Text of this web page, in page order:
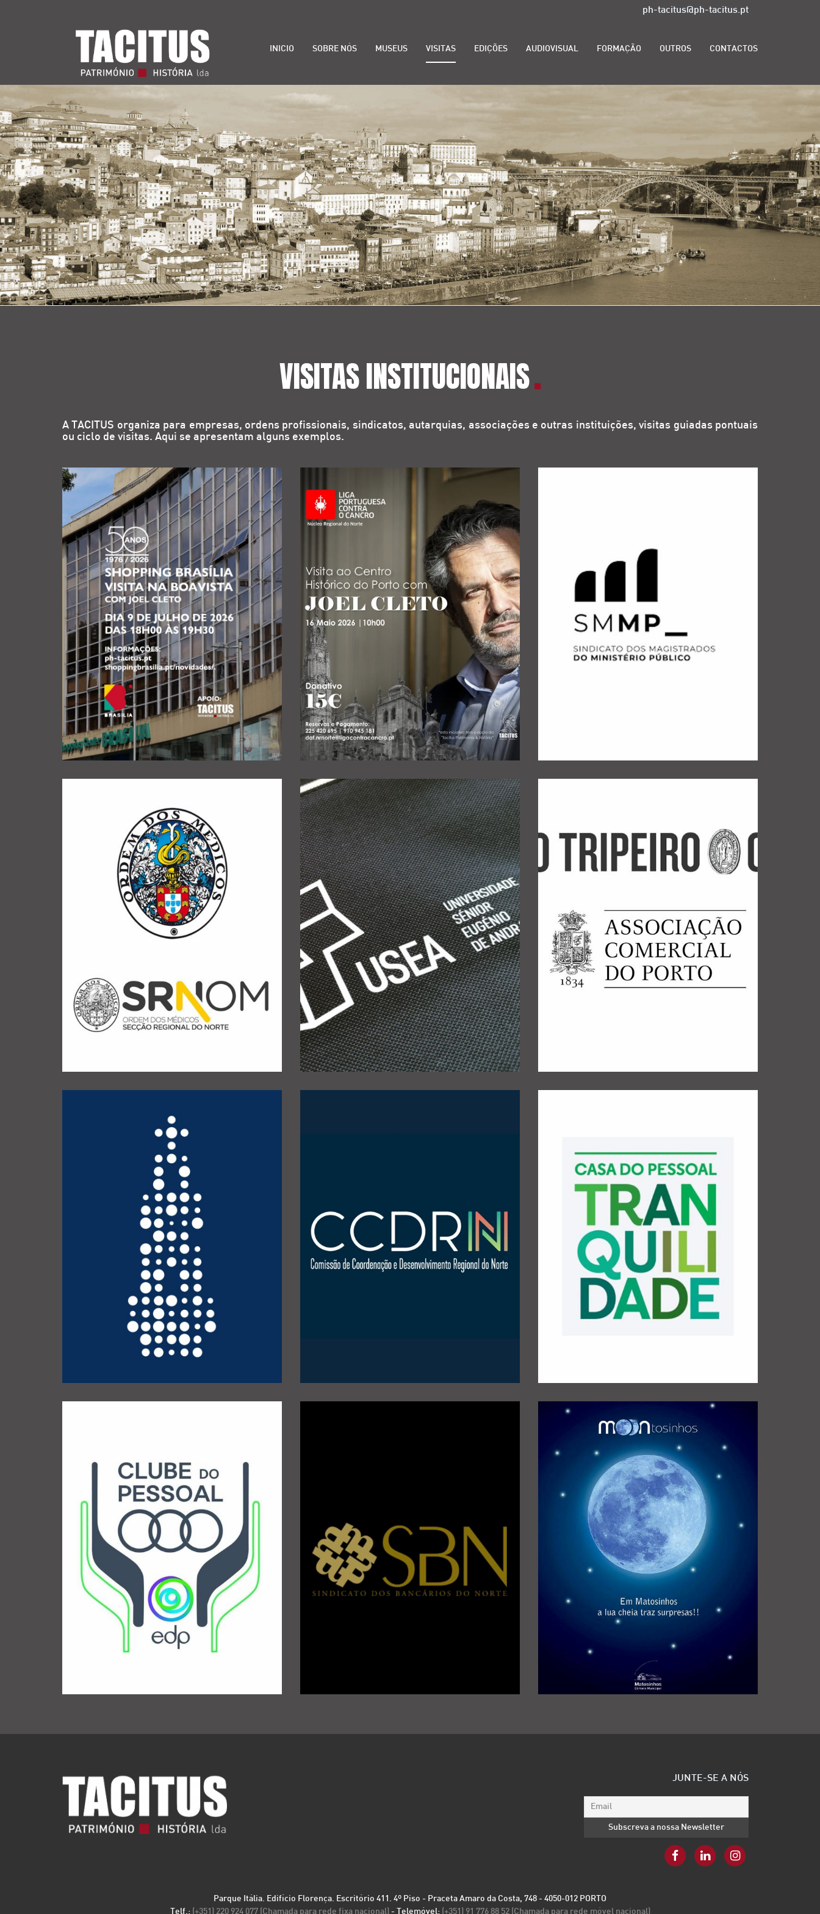
ph-tacitus@ph-tacitus.pt
INICIO SOBRE NÓS MUSEUS VISITAS EDIÇÕES AUDIOVISUAL FORMAÇÃO OUTROS CONTACTOS
VISITAS INSTITUCIONAIS
A TACITUS organiza para empresas, ordens profissionais, sindicatos, autarquias, associações e outras instituições, visitas guiadas pontuais
ou ciclo de visitas. Aqui se apresentam alguns exemplos.
VISITA GUIADA À BOAVISTA NOS
50 ANOS DO “BRASÍLIA”
A TACITUS associou-se às comemorações dos 50
anos do Shopping Brasília, colaborando na
organização de uma visita guiada por Joel Cleto à
Boavista, no final da tarde do dia 9 de julho. Numa
data muitos especial para o Porto – foi a 9 de julho
de 1832 que entrou na cidade do Exército Libertador
de D.Pedro IV – e exatamente
CAMINHADA SOLIDÁRIA COM A
LIGA PORTUGUESA CONTRA O
A TACITUS colabora com a Liga Portuguesa Contra
o Cancro na organização de uma Caminhada
solidária através do Centro Histórico do Porto,
guiada por Joel Cleto, na manhã do próximo
sábado 16 de maio. As inscrições, cujo valor reverte
para o Núcleo Regional Norte da instituição, são
feitas exclusivamente junto da Liga através do email
daf.nrnorte@ligacontracancro.pt
SINDICATO DOS MAGISTRADOS
DO MINISTÉRIO PÚBLICO
CICLOS DE VISITAS PARA A
ORDEM DOS MÉDICOS
Regional do Norte da Ordem dos Médicos (SRNOM)
na organização de ciclos anuais de visitas guiadas
à História e ao Património do Grande Porto,
designados como “Redescobrir o Porto com Joel
Cleto”. Além destes ciclos de visitas ao Porto, a
TACITUS assegura também, ao longo do ano,
visitas de um dia
UNIVERSIDADE SÉNIOR
EUGÉNIO DE ANDRADE
A TACITUS, através do historiador Joel Cleto,
assegura desde 2018 para a Universidade Sénior
Eugénio de Andrade, um ciclo anual de visitas
guiadas mensais intitulado “(Re)Descobrir o Porto”.
A participação nestas visita não é exclusiva para os
alunos, mas as inscrições são feitas
obrigatoriamente através da Universidade:
universidadesenior@portoccd.org ou 228318210.
Para mais informações clique nas imagens. Alguns
exemplos:
PORTO
A TACITUS assegura regularmente uma
colaboração com a Associação Comercial do
Porto e a sua centenária revista “O Tripeiro” através
da organização de visitas guiadas. Além de uma
também alguns ciclos de visitas temáticos
promovidos pela revista, de que são exemplo o
dedicado aos Caminhos
COLABORAÇÕES COM A TORRE
DOS CLÉRIGOS
A TACITUS vem colaborando, de diferentes modos e
a propósito de diversas temáticas, com a
Irmandade/Torre dos Clérigos. Eis alguns exemplos
(clicar nas imagens):
COLABORAÇÕES PARA A CCDRN
. Para mais informações clique na imagem.
TACITUS COLABORA EM
VISITAS DA CASA DE PESSOAL
DA TRANQUILIDADE
A TACITUS vem colaborando com a Casa de
Pessoal da Tranquilidade (Porto) num programa de
visitas regulares ao Porto guiadas por Joel Cleto.
Reportagem e fotos de algumas dessas visitas:
Janeiro de 2025 (O Porto e Eça de Queiroz): CLIQUE
AQUI Junho de 2024 (na Foz Velha): CLIQUE AQUI
Julho de 2023 (na zona da Ribeira e S. Nicolau):
CLIQUE
VISITAS AO PORTO DO CLUBE
PESSOAL EDP COM A
COLABORAÇÃO DA TACITUS
A TACITUS vem colaborando com o Clube Pessoal
EDP (Delegação do Porto) num programa de visitas
regulares ao Porto guiadas por Joel Cleto.
Reportagem e fotos de algumas dessas visitas:
Janeiro de 2024 (Museu do Conflito e Palácio da
Justiça do Porto): CLIQUE AQUI Junho de 2023 (nos
jardins das Águas do Porto): CLIQUE AQUI Setembro
de 2022 (do Largo
SINDICATO BANCÁRIOS DO
NORTE
A TACITUS colabora, desde 2019, na organização
dos ciclos de visitas “Percursos Culturais com Joel
Cleto” que anualmente são promovidas pelo
MOONTOSINHOS
O “Moontosinhos” é um ciclo de visitas à História,
ao Património e às lendas de Matosinhos,
promovido pela Autarquia de Matosinhos desde
2013, que se realiza mensalmente em noites de lua
cheia. As visitas são conduzidas pelo historiador
Joel Cleto e, desde 2023, a TACITUS passou a
colaborar na organização deste ciclo. Para saber
mais sobre cada sessão clicar na
JUNTE-SE A NÓS
Parque Itália. Edifício Florença. Escritório 411. 4º Piso - Praceta Amaro da Costa, 748 - 4050-012 PORTO
Telf.: (+351) 220 924 077 (Chamada para rede fixa nacional) - Telemóvel: (+351) 91 776 88 52 (Chamada para rede móvel nacional)